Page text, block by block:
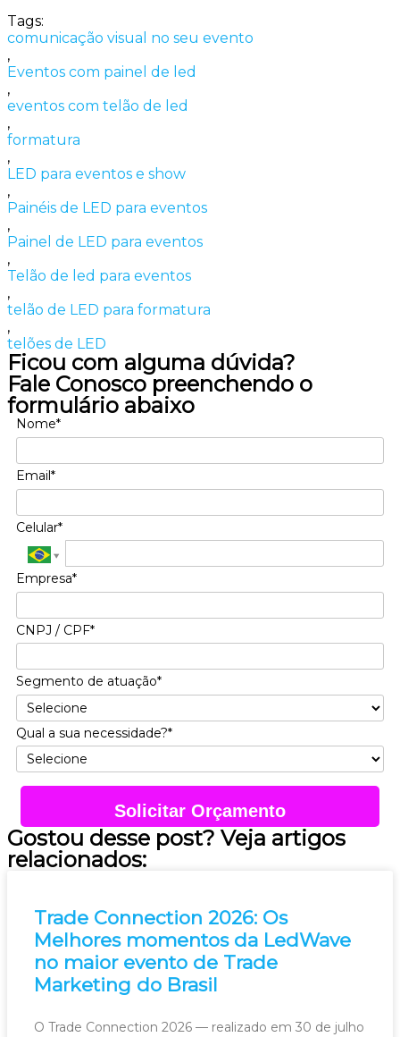
Tags:
comunicação visual no seu evento
,
Eventos com painel de led
,
eventos com telão de led
,
formatura
,
LED para eventos e show
,
Painéis de LED para eventos
,
Painel de LED para eventos
,
Telão de led para eventos
,
telão de LED para formatura
,
telões de LED
Ficou com alguma dúvida?
Fale Conosco preenchendo o
formulário abaixo
Nome*
Email*
Celular*
Empresa*
CNPJ / CPF*
Segmento de atuação*
Qual a sua necessidade?*
Solicitar Orçamento
Gostou desse post? Veja artigos
relacionados:
Trade Connection 2026: Os
Melhores momentos da LedWave
no maior evento de Trade
Marketing do Brasil
O Trade Connection 2026 — realizado em 30 de julho